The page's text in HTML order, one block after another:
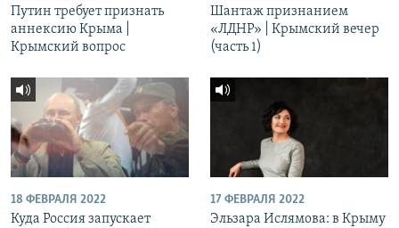
Путин требует признать
аннексию Крыма |
Крымский вопрос
Шантаж признанием
«ЛДНР» | Крымский вечер
(часть 1)
18 ФЕВРАЛЯ 2022
Куда Россия запускает
17 ФЕВРАЛЯ 2022
Эльзара Ислямова: в Крыму